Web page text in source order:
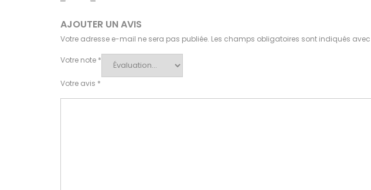
AJOUTER UN AVIS
Votre adresse e-mail ne sera pas publiée. Les champs obligatoires sont indiqués avec
Votre note *
Votre avis *